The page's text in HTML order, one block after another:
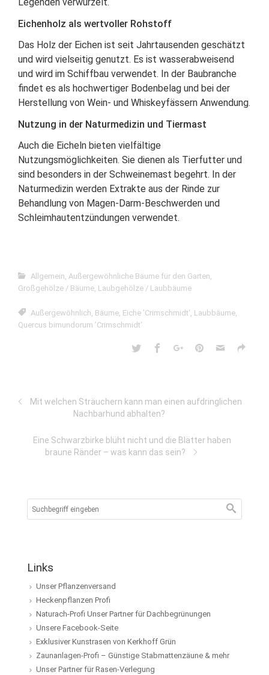
Eichenholz als wertvoller Rohstoff
Das Holz der Eichen ist seit Jahrtausenden geschätzt
und wird vielseitig genutzt. Es ist wasserabweisend
und wird im Schiffbau verwendet. In der Baubranche
findet es als hochwertiger Bodenbelag und bei der
Herstellung von Wein- und Whiskeyfässern Anwendung.
Nutzung in der Naturmedizin und Tiermast
Auch die Eicheln bieten vielfältige
Nutzungsmöglichkeiten. Sie dienen als Tierfutter und
sind besonders in der Schweinemast begehrt. In der
Naturmedizin werden Extrakte aus der Rinde zur
Behandlung von Magen-Darm-Beschwerden und
Schleimhautentzündungen verwendet.
Allgemein, Außergewöhnliche Bäume für den Garten,
Großgehölze / Bäume, Laubgehölze / Laubbäume
Außergewöhnlich, Bäume, Eiche ’Crimschmidt‘, Laubbäume,
Quercus bimundorum ’Crimschmidt‘
Mit welchen Sträuchern kann man einen aufdringlichen
Nachbarhund abhalten?
Eine Schwarzbirke blüht nicht und die Blätter haben
braune Ränder – was kann das sein?
Links
Unser Pflanzenversand
Heckenpflanzen Profi
Naturach-Profi Unser Partner für Dachbegrünungen
Unsere Facebook-Seite
Exklusiver Kunstrasen von Kerkhoff Grün
Zaunanlagen-Profi – Günstige Stabmattenzäune & mehr
Unser Partner für Rasen-Verlegung